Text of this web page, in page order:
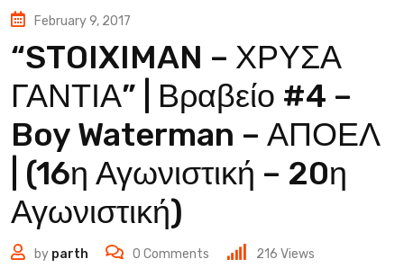
February 9, 2017
“STOIXIMAN – ΧΡΥΣΑ
ΓΑΝΤΙΑ” | Βραβείο #4 –
Boy Waterman – ΑΠΟΕΛ
| (16η Αγωνιστική – 20η
Αγωνιστική)
by parth 0 Comments 216 Views